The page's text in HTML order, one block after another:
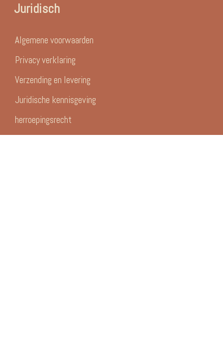
Juridisch
Algemene voorwaarden
Privacy verklaring
Verzending en levering
Juridische kennisgeving
herroepingsrecht